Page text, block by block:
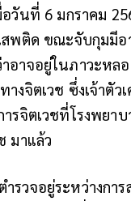
วันที่ 6 มกราคม
สพติด ขณะจับกุมมีอ
าจอยู่ในภาวะหล
งจิตเวช ซึ่งเจ้าตัว
รจิตเวชที่โรงพยา
มาแล้ว
รวจอยู่ระหว่างกา